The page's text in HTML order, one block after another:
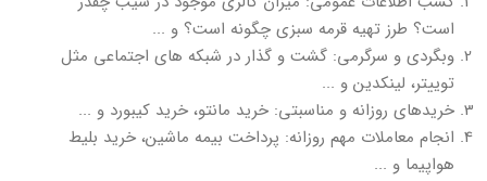
است؟ طرز تهیه قرمه سبزی چگونه است؟ و ...
وبگردی و سرگرمی: گشت و گذار در شبکه های اجتماعی مثل
توییتر، لینکدین و ...
خریدهای روزانه و مناسبتی: خرید مانتو، خرید کیبورد و ...
انجام معاملات مهم روزانه: پرداخت بیمه ماشین، خرید بلیط
هواپیما و ...